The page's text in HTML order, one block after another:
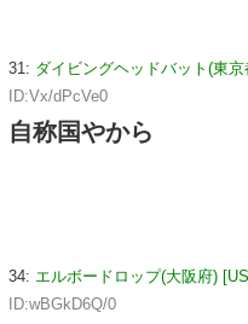
31: ダイビングヘッドバット(東京
ID:Vx/dPcVe0
自称国やから
34: エルボードロップ(大阪府)
ID:wBGkD6Q/0